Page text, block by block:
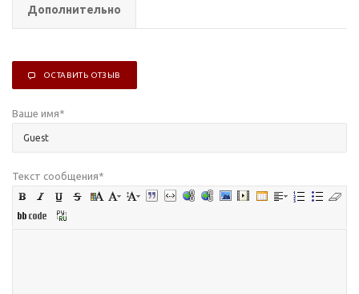
Дополнительно
ОСТАВИТЬ ОТЗЫВ
Ваше имя*
Текст сообщения*